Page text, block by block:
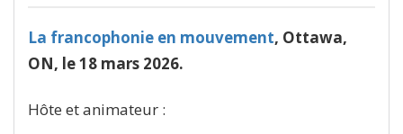
La francophonie en mouvement, Ottawa,
ON, le 18 mars 2026.
Hôte et animateur :